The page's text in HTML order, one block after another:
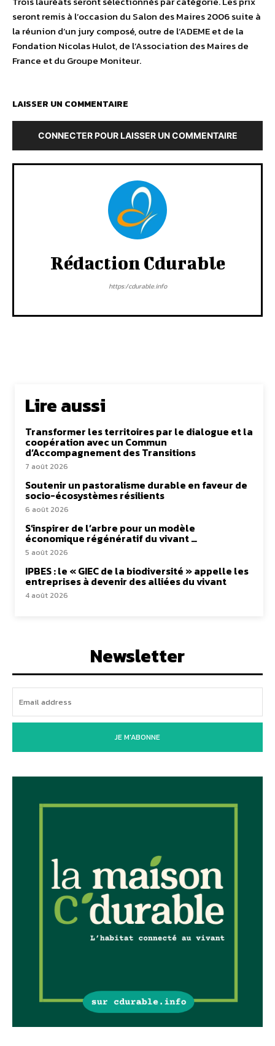
seront remis à l’occasion du Salon des Maires 2006 suite à
la réunion d’un jury composé, outre de l’ADEME et de la
Fondation Nicolas Hulot, de l’Association des Maires de
France et du Groupe Moniteur.
LAISSER UN COMMENTAIRE
CONNECTER POUR LAISSER UN COMMENTAIRE
Rédaction Cdurable
https:/cdurable.info
Lire aussi
Transformer les territoires par le dialogue et la
coopération avec un Commun
d’Accompagnement des Transitions
7 août 2026
Soutenir un pastoralisme durable en faveur de
socio-écosystèmes résilients
6 août 2026
S’inspirer de l’arbre pour un modèle
économique régénératif du vivant …
5 août 2026
IPBES : le « GIEC de la biodiversité » appelle les
entreprises à devenir des alliées du vivant
4 août 2026
Newsletter
JE M'ABONNE